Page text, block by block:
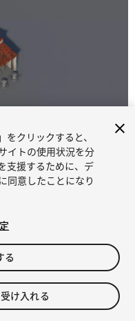
をクリックすると、
イトの使用状況を分
支援するために、デ
同意したことになり
る
け入れる